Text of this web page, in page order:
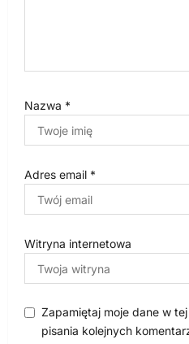
Nazwa *
Adres email *
Witryna internetowa
Zapamiętaj moje dane w
pisania kolejnych